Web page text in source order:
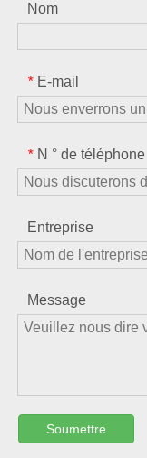
Nom
* E-mail
* N ° de téléphone
Entreprise
Message
Soumettre